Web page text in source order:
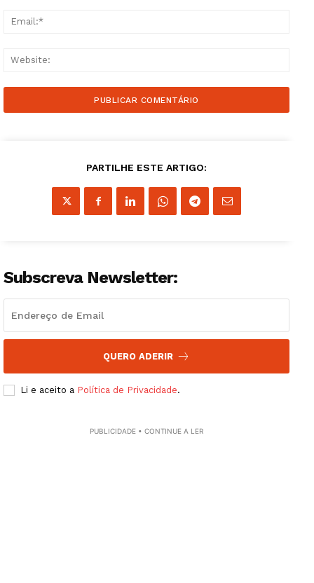
Guimarães, agora!
Institucional
Europa
Publicidade
Quero ser Assinante
PARTILHE ESTE ARTIGO:
Subscreva Newsletter:
QUERO ADERIR
Li e aceito a Política de Privacidade.
PUBLICIDADE • CONTINUE A LER